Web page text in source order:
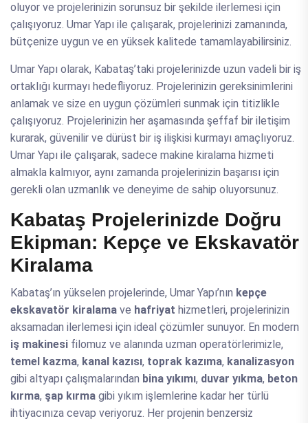
oluyor ve projelerinizin sorunsuz bir şekilde ilerlemesi için
çalışıyoruz. Umar Yapı ile çalışarak, projelerinizi zamanında,
bütçenize uygun ve en yüksek kalitede tamamlayabilirsiniz.
Umar Yapı olarak, Kabataş’taki projelerinizde uzun vadeli bir iş
ortaklığı kurmayı hedefliyoruz. Projelerinizin gereksinimlerini
anlamak ve size en uygun çözümleri sunmak için titizlikle
çalışıyoruz. Projelerinizin her aşamasında şeffaf bir iletişim
kurarak, güvenilir ve dürüst bir iş ilişkisi kurmayı amaçlıyoruz.
Umar Yapı ile çalışarak, sadece makine kiralama hizmeti
almakla kalmıyor, aynı zamanda projelerinizin başarısı için
gerekli olan uzmanlık ve deneyime de sahip oluyorsunuz.
Kabataş Projelerinizde Doğru
Ekipman: Kepçe ve Ekskavatör
Kiralama
Kabataş’ın yükselen projelerinde, Umar Yapı’nın kepçe
ekskavatör kiralama ve hafriyat hizmetleri, projelerinizin
aksamadan ilerlemesi için ideal çözümler sunuyor. En modern
iş makinesi filomuz ve alanında uzman operatörlerimizle,
temel kazma, kanal kazısı, toprak kazıma, kanalizasyon
gibi altyapı çalışmalarından bina yıkımı, duvar yıkma, beton
kırma, şap kırma gibi yıkım işlemlerine kadar her türlü
ihtiyacınıza cevap veriyoruz. Her projenin benzersiz